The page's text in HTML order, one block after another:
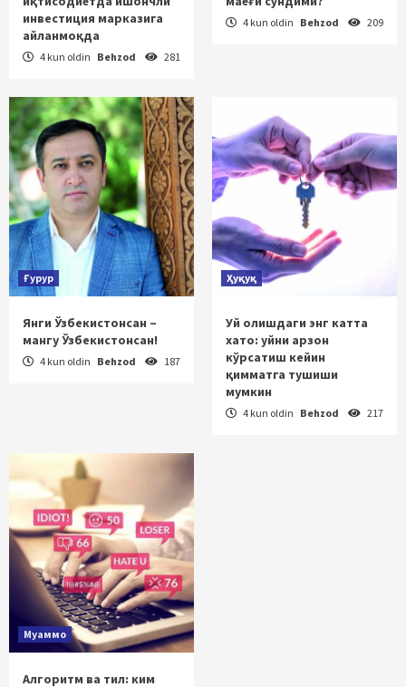
инвестиция марказига
айланмоқда
4 kun oldin Behzod 281
4 kun oldin Behzod 209
Ғурур
Янги Ўзбекистонсан –
мангу Ўзбекистонсан!
4 kun oldin Behzod 187
Ҳуқуқ
Уй олишдаги энг катта
хато: уйни арзон
кўрсатиш кейин
қимматга тушиши
мумкин
4 kun oldin Behzod 217
Муаммо
Алгоритм ва тил: ким